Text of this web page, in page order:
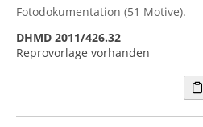
Fotodokumentation (51 Motive).
DHMD 2011/426.32
Reprovorlage vorhanden